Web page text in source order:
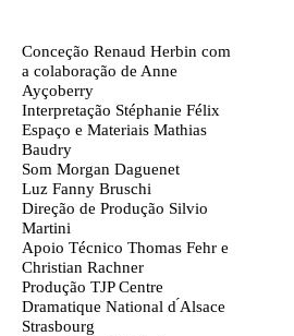
Conceção Renaud Herbin com
a colaboração de Anne
Ayçoberry
Interpretação Stéphanie Félix
Espaço e Materiais Mathias
Baudry
Som Morgan Daguenet
Luz Fanny Bruschi
Direção de Produção Silvio
Martini
Apoio Técnico Thomas Fehr e
Christian Rachner
Produção TJP Centre
Dramatique National d ́Alsace
Strasbourg